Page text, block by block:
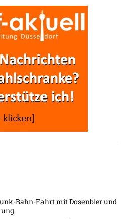
Bahn-Fahrt mit Dosenbier und